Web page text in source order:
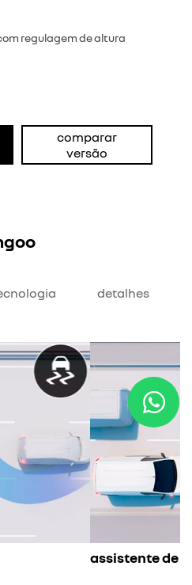
regulagem de altura
comparar
versão
detalhes
de emergência (afu)